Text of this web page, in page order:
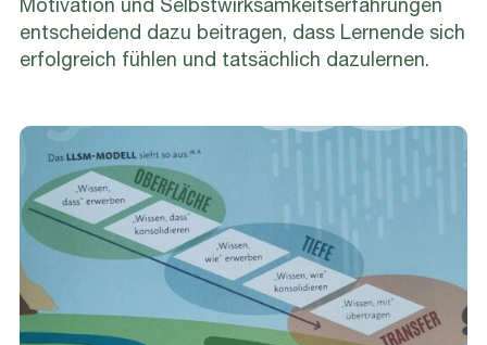
Motivation und Selbstwirksamkeitserfahrungen
entscheidend dazu beitragen, dass Lernende sich
erfolgreich fühlen und tatsächlich dazulernen.